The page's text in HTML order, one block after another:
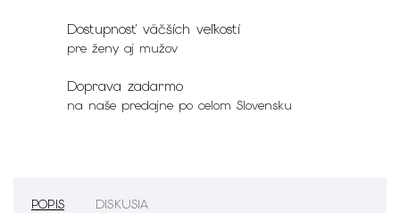
Dostupnosť väčších veľkostí
pre ženy aj mužov
Doprava zadarmo
na naše predajne po celom Slovensku
POPIS DISKUSIA